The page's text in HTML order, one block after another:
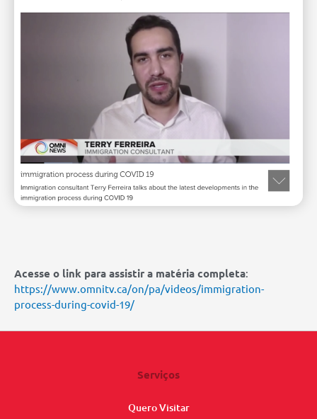
Acesse o link para assistir a matéria completa:
https://www.omnitv.ca/on/pa/videos/immigration-
process-during-covid-19/
Serviços
Quero Visitar